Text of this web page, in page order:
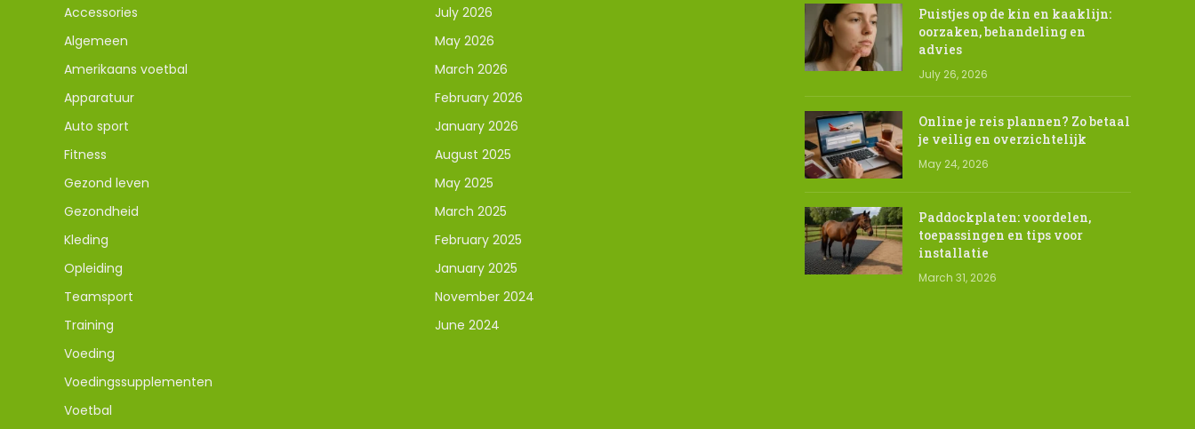
Accessories
Algemeen
Amerikaans voetbal
Apparatuur
Auto sport
Fitness
Gezond leven
Gezondheid
Kleding
Opleiding
Teamsport
Training
Voeding
Voedingssupplementen
Voetbal
July 2026
May 2026
March 2026
February 2026
January 2026
August 2025
May 2025
March 2025
February 2025
January 2025
November 2024
June 2024
Puistjes op de kin en kaaklijn:
oorzaken, behandeling en
advies
July 26, 2026
Online je reis plannen? Zo betaal
je veilig en overzichtelijk
May 24, 2026
Paddockplaten: voordelen,
toepassingen en tips voor
installatie
March 31, 2026